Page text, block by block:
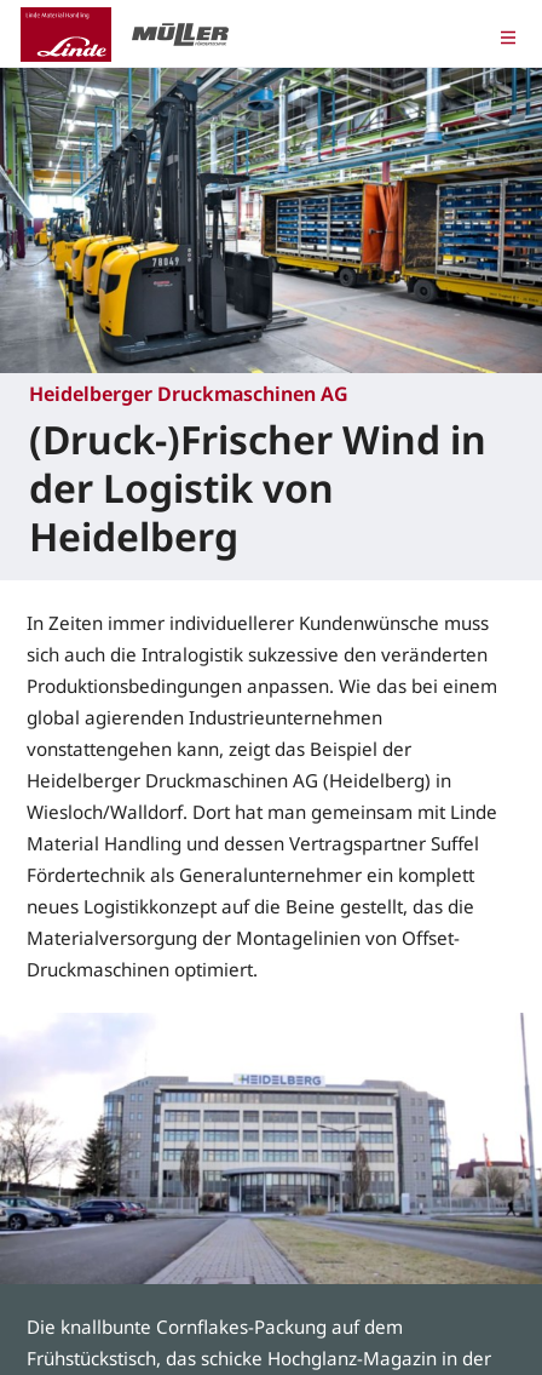
Heidelberger Druckmaschinen AG
(Druck-)Frischer Wind in
der Logistik von
Heidelberg
In Zeiten immer individuellerer Kundenwünsche muss
sich auch die Intralogistik sukzessive den veränderten
Produktionsbedingungen anpassen. Wie das bei einem
global agierenden Industrieunternehmen
vonstattengehen kann, zeigt das Beispiel der
Heidelberger Druckmaschinen AG (Heidelberg) in
Wiesloch/Walldorf. Dort hat man gemeinsam mit Linde
Material Handling und dessen Vertragspartner Suffel
Fördertechnik als Generalunternehmer ein komplett
neues Logistikkonzept auf die Beine gestellt, das die
Materialversorgung der Montagelinien von Offset-
Druckmaschinen optimiert.
Die knallbunte Cornflakes-Packung auf dem
Frühstückstisch, das schicke Hochglanz-Magazin in der